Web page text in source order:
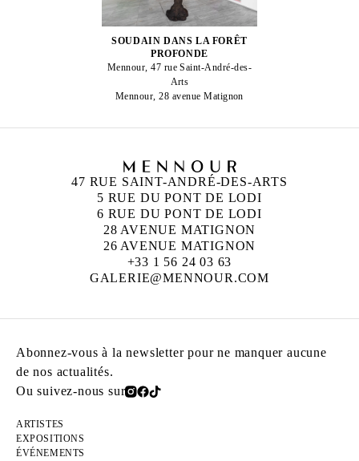
SOUDAIN DANS LA FORÊT
PROFONDE
Mennour, 47 rue Saint-André-des-
Arts
Mennour, 28 avenue Matignon
47 RUE SAINT-ANDRÉ-DES-ARTS
5 RUE DU PONT DE LODI
6 RUE DU PONT DE LODI
28 AVENUE MATIGNON
26 AVENUE MATIGNON
+33 1 56 24 03 63
GALERIE@MENNOUR.COM
Abonnez-vous à la newsletter pour ne manquer aucune
de nos actualités.
Ou suivez-nous sur
ARTISTES
EXPOSITIONS
ÉVÉNEMENTS